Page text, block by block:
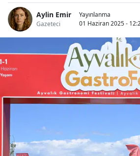
Aylin Emir
Gazeteci
Yayınlanma
01 Haziran 2025 -